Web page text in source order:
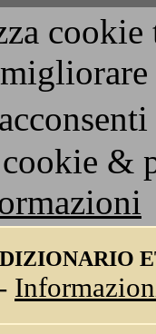
cookie &
DIZIONARIO
-